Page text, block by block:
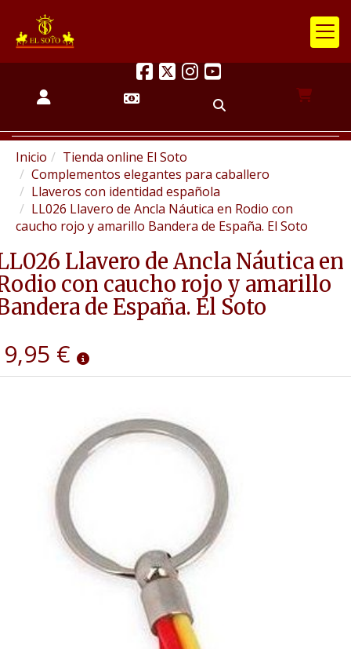
Inicio
Tienda online El Soto
Complementos elegantes para caballero
Llaveros con identidad española
LL026 Llavero de Ancla Náutica en Rodio con
caucho rojo y amarillo Bandera de España. El Soto
Llavero de Ancla Náutica en
con caucho rojo y amarillo
de España. El Soto
9,95 €